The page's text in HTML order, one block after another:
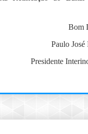
Bom
Paulo José
Presidente